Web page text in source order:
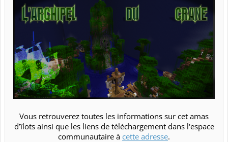
Vous retrouverez toutes les informations sur cet amas
d’îlots ainsi que les liens de téléchargement dans l'espace
communautaire à cette adresse.​